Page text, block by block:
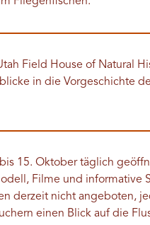
Field House of Natural
in die Vorgeschichte
15. Oktober täglich
Filme und informative
derzeit nicht angeboten,
einen Blick auf die